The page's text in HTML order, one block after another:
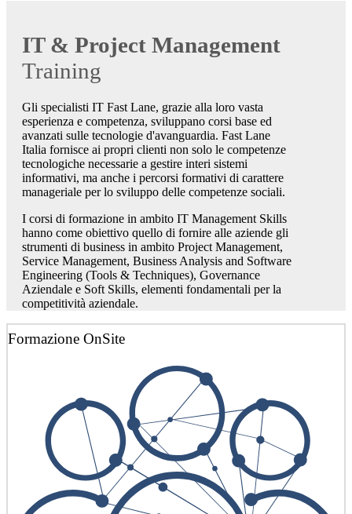
IT & Project Management
Training
Gli specialisti IT Fast Lane, grazie alla loro vasta
esperienza e competenza, sviluppano corsi base ed
avanzati sulle tecnologie d'avanguardia. Fast Lane
Italia fornisce ai propri clienti non solo le competenze
tecnologiche necessarie a gestire interi sistemi
informativi, ma anche i percorsi formativi di carattere
manageriale per lo sviluppo delle competenze sociali.
I corsi di formazione in ambito IT Management Skills
hanno come obiettivo quello di fornire alle aziende gli
strumenti di business in ambito Project Management,
Service Management, Business Analysis and Software
Engineering (Tools & Techniques), Governance
Aziendale e Soft Skills, elementi fondamentali per la
competitività aziendale.
Formazione OnSite